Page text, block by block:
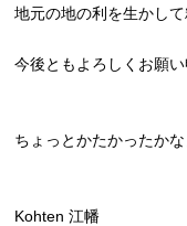
地元の地の利を生かし
今後ともよろしくお願い
ちょっとかたかったかな
Kohten 江幡